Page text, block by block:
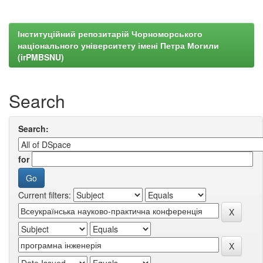
Інституційний репозитарій Чорноморського
національного університету імені Петра Могили
(irPMBSNU)
Search
Search:
for
Current filters: